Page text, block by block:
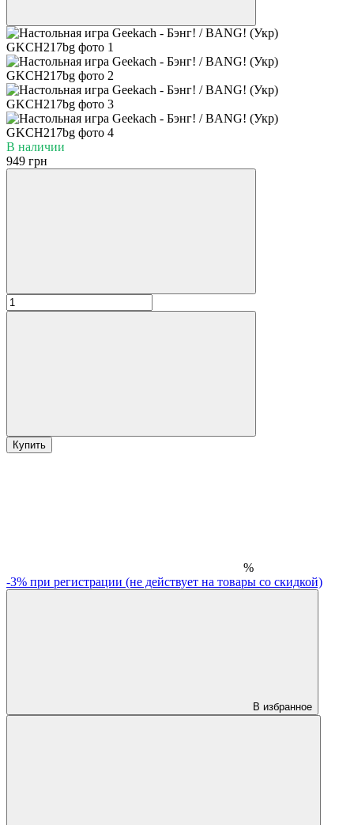
В наличии
949 грн
Купить
%
-3% при регистрации (не действует на товары со скидкой)
В избранное